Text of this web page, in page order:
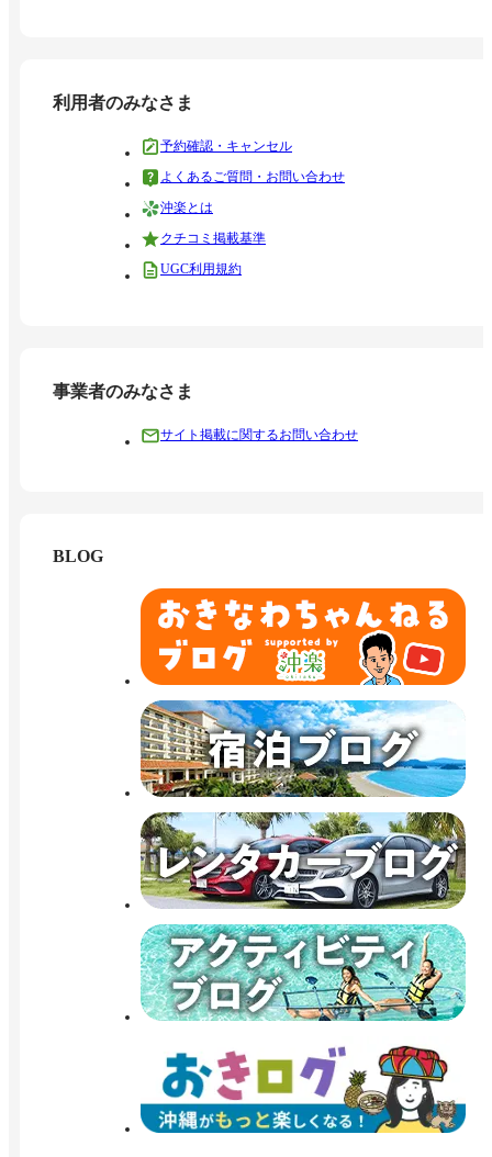
利用者のみなさま
予約確認・キャンセル
よくあるご質問・お問い合わせ
沖楽とは
クチコミ掲載基準
UGC利用規約
事業者のみなさま
サイト掲載に関するお問い合わせ
BLOG